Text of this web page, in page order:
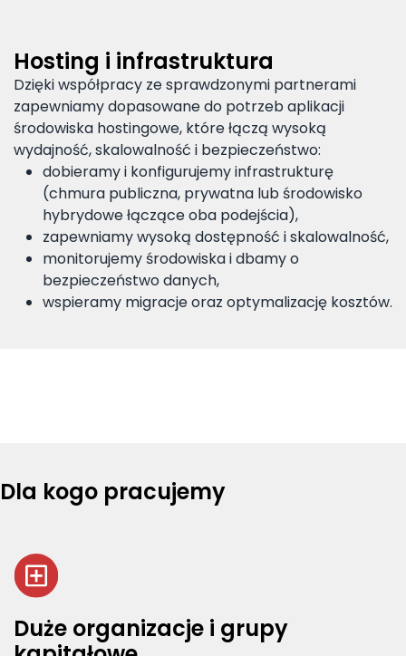
Hosting i infrastruktura
Dzięki współpracy ze sprawdzonymi partnerami
zapewniamy dopasowane do potrzeb aplikacji
środowiska hostingowe, które łączą wysoką
wydajność, skalowalność i bezpieczeństwo:
dobieramy i konfigurujemy infrastrukturę
(chmura publiczna, prywatna lub środowisko
hybrydowe łączące oba podejścia),
zapewniamy wysoką dostępność i skalowalność,
monitorujemy środowiska i dbamy o
bezpieczeństwo danych,
wspieramy migracje oraz optymalizację kosztów.
Dla kogo pracujemy
Duże organizacje i grupy